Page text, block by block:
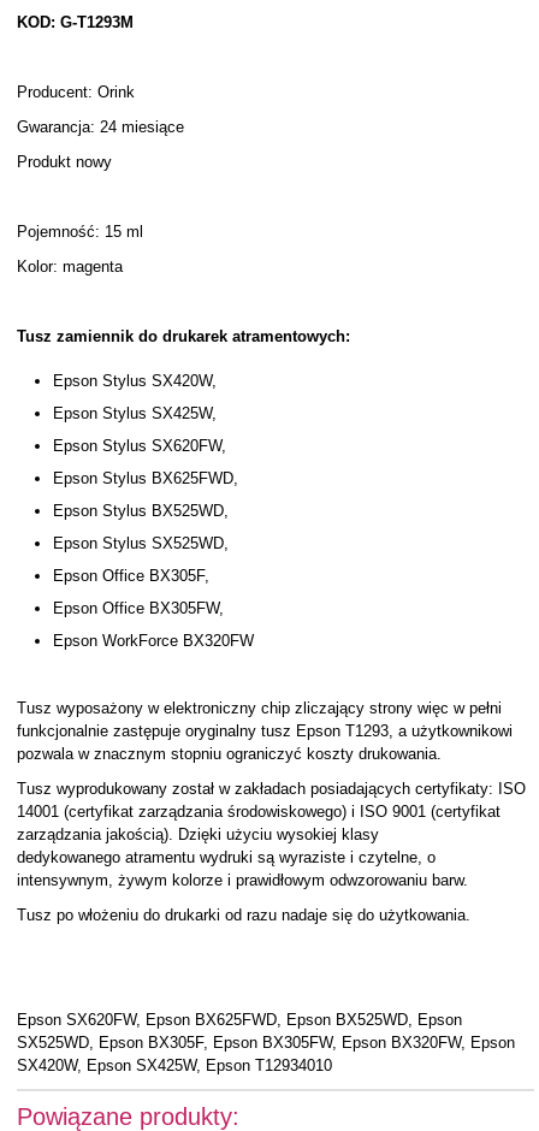
KOD: G-T1293M
Producent: Orink
Gwarancja: 24 miesiące
Produkt nowy
Pojemność: 15 ml
Kolor: magenta
Tusz zamiennik do drukarek atramentowych:
Epson Stylus SX420W,
Epson Stylus SX425W,
Epson Stylus SX620FW,
Epson Stylus BX625FWD,
Epson Stylus BX525WD,
Epson Stylus SX525WD,
Epson Office BX305F,
Epson Office BX305FW,
Epson WorkForce BX320FW
Tusz wyposażony w elektroniczny chip zliczający strony więc w pełni
funkcjonalnie zastępuje oryginalny tusz Epson T1293, a użytkownikowi
pozwala w znacznym stopniu ograniczyć koszty drukowania.
Tusz wyprodukowany został w zakładach posiadających certyfikaty: ISO
14001 (certyfikat zarządzania środowiskowego) i ISO 9001 (certyfikat
zarządzania jakością). Dzięki użyciu wysokiej klasy
dedykowanego atramentu wydruki są wyraziste i czytelne, o
intensywnym, żywym kolorze i prawidłowym odwzorowaniu barw.
Tusz po włożeniu do drukarki od razu nadaje się do użytkowania.
Epson SX620FW, Epson BX625FWD, Epson BX525WD, Epson
SX525WD, Epson BX305F, Epson BX305FW, Epson BX320FW, Epson
SX420W, Epson SX425W, Epson T12934010
Powiązane produkty: